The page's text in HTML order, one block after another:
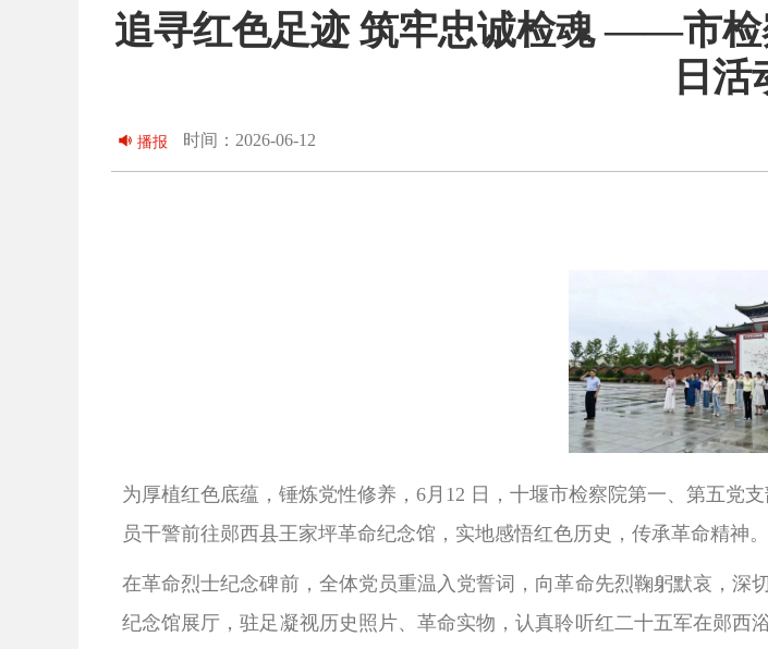
追寻红色足迹 筑牢忠诚检魂 ——市
日活
播报 时间：2026-06-12
为厚植红色底蕴，锤炼党性修养， 6月12 日，十堰市检察院第一、第五党
员干警前往郧西县王家坪革命纪念馆，实地感悟红色历史，传承革命精神。
在革命烈士纪念碑前，全体党员重温入党誓词，向革命先烈鞠躬默哀，
纪念馆展厅，驻足凝视历史照片、革命实物，认真聆听红二十五军在郧